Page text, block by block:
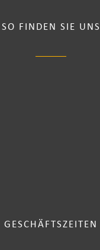
SO FINDEN SIE UNS
GESCHÄFTSZEITEN